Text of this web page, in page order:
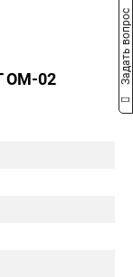
ОМ-02 Задать вопрос